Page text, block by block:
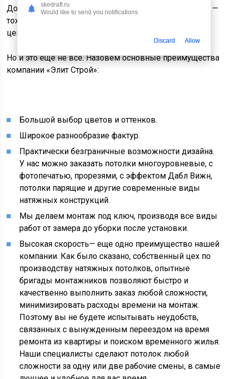
Доступная цена (https://www.potolokelite.ru/tseny.html) —
тоже существенный плюс нашей компании, который
ценят наши заказчики.
Но и это еще не все. Назовем основные преимущества
компании «Элит Строй»:
Большой выбор цветов и оттенков.
Широкое разнообразие фактур.
Практически безграничные возможности дизайна.
У нас можно заказать потолки многоуровневые, с
фотопечатью, прорезями, с эффектом Дабл Вижн,
потолки парящие и другие современные виды
натяжных конструкций.
Мы делаем монтаж под ключ, производя все виды
работ от замера до уборки после установки.
Высокая скорость— еще одно преимущество нашей
компании. Как было сказано, собственный цех по
производству натяжных потолков, опытные
бригады монтажников позволяют быстро и
качественно выполнить заказ любой сложности,
минимизировать расходы времени на монтаж.
Поэтому вы не будете испытывать неудобств,
связанных с вынужденным переездом на время
ремонта из квартиры и поиском временного жилья.
Наши специалисты сделают потолок любой
сложности за одну или две рабочие смены, в самые
skedraft.ru
Would like to send you notifications
Discard Allow